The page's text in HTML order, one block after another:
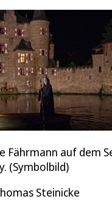
Fährmann auf dem
(Symbolbild)
Steinicke